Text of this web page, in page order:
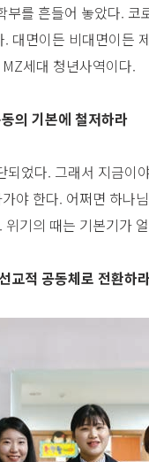
를 흔들어 놓았다.
대면이든 비대면이든
세대 청년사역이다.
의 기본에 철저하라
었다. 그래서 지금이
야 한다. 어쩌면 하나
기의 때는 기본기가
교적 공동체로 전환하